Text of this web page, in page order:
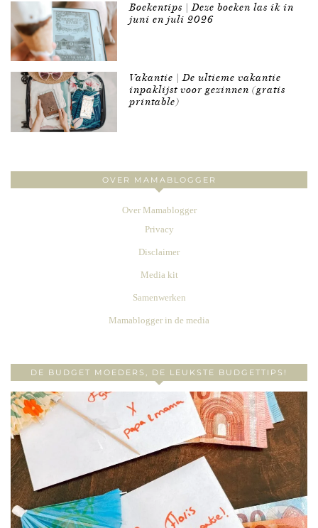
Boekentips | Deze boeken las ik in
juni en juli 2026
Vakantie | De ultieme vakantie
inpaklijst voor gezinnen (gratis
printable)
OVER MAMABLOGGER
Over Mamablogger
Privacy
Disclaimer
Media kit
Samenwerken
Mamablogger in de media
DE BUDGET MOEDERS, DE LEUKSTE BUDGETTIPS!